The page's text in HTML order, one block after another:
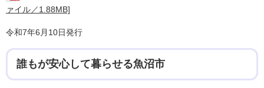
ァイル／1.88MB]
令和7年6月10日発行
誰もが安心して暮らせる魚沼市